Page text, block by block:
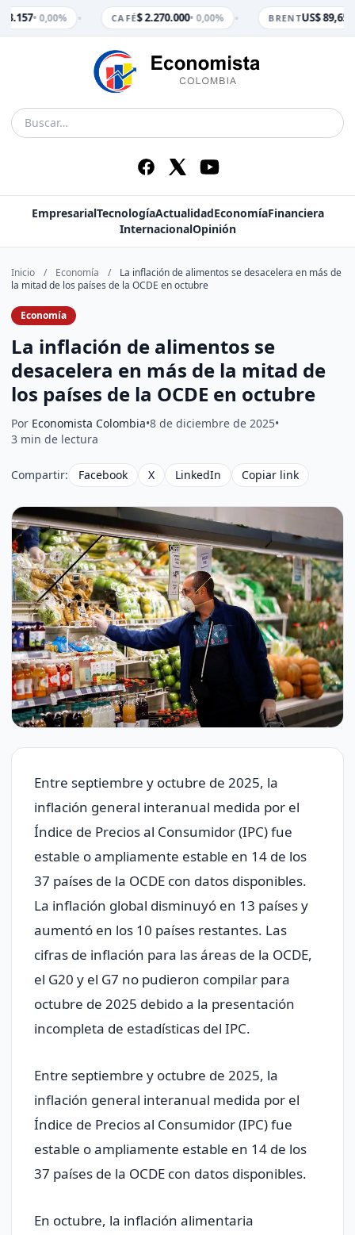
3.157• 0,00% CAFÉ$ 2.270.000• 0,00% BRENTUS$ 89,65•
EmpresarialTecnologíaActualidadEconomíaFinanciera
InternacionalOpinión
Inicio / Economía /
La inflación de alimentos se desacelera en más de
la mitad de los países de la OCDE en octubre
Economía
La inflación de alimentos se
desacelera en más de la mitad de
los países de la OCDE en octubre
Por Economista Colombia•8 de diciembre de 2025•
3 min de lectura
Compartir: Facebook X LinkedIn Copiar link
Entre septiembre y octubre de 2025, la
inflación general interanual medida por el
Índice de Precios al Consumidor (IPC) fue
estable o ampliamente estable en 14 de los
37 países de la OCDE con datos disponibles.
La inflación global disminuyó en 13 países y
aumentó en los 10 países restantes. Las
cifras de inflación para las áreas de la OCDE,
el G20 y el G7 no pudieron compilar para
octubre de 2025 debido a la presentación
incompleta de estadísticas del IPC.
Entre septiembre y octubre de 2025, la
inflación general interanual medida por el
Índice de Precios al Consumidor (IPC) fue
estable o ampliamente estable en 14 de los
37 países de la OCDE con datos disponibles.
En octubre, la inflación alimentaria